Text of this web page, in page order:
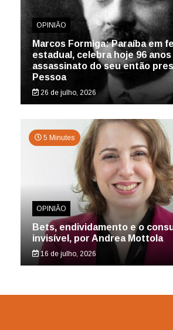
OPINIÃO
Marcos Formiga: Paraíba em
estadual, celebra hoje 96 anos
assassinato do seu então
Pessoa
26 de julho, 2026
5 Minutes
OPINIÃO
Bets, endividamento e o
invisível, por Andrea Mottola
16 de julho, 2026